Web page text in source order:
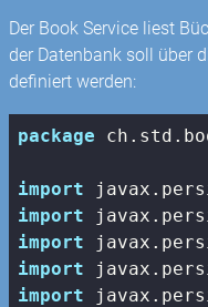
Der Book Service liest
der Datenbank soll über
definiert werden:
package
import
import
import
import
import